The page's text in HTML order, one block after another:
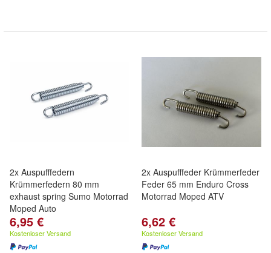
2x Auspufffedern
Krümmerfedern 80 mm
exhaust spring Sumo Motorrad
Moped Auto
6,95 €
Kostenloser Versand
2x Auspufffeder Krümmerfeder
Feder 65 mm Enduro Cross
Motorrad Moped ATV
6,62 €
Kostenloser Versand